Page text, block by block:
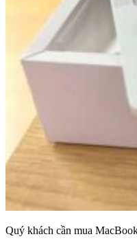
Quý khách cần mua